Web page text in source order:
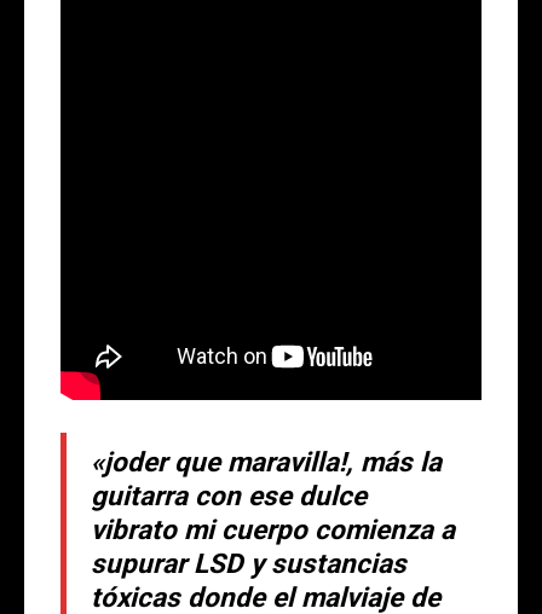
«joder que maravilla!, más la
guitarra con ese dulce
vibrato mi cuerpo comienza a
supurar LSD y sustancias
tóxicas donde el malviaje de